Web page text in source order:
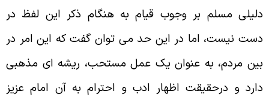
مسلم بر وجوب قیام به هنگام ذکر این لفظ در
نیست، اما در این حد مى توان گفت که این امر در
مردم، به عنوان یک عمل مستحب، ریشه اى مذهبى
و درحقیقت اظهار ادب و احترام به آن امام عزیز